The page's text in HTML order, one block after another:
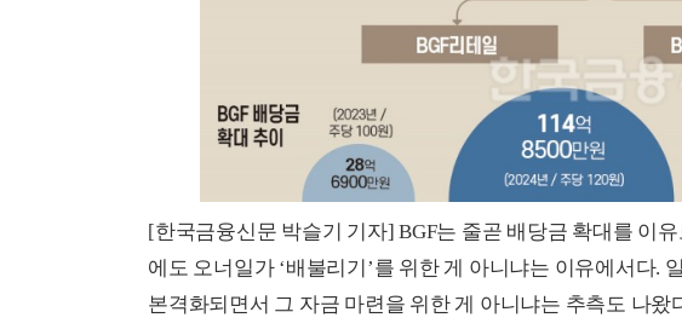
[한국금융신문 박슬기 기자] BGF는 줄곧 배당금 확대를 이
에도 오너일가 ‘배불리기’를 위한 게 아니냐는 이유에서다.
본격화되면서 그 자금 마련을 위한 게 아니냐는 추측도 나왔